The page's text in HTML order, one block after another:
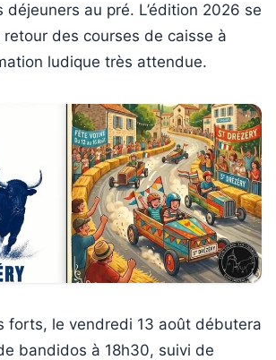
au pré. L’édition 2026 se
des courses de caisse à
ludique très attendue.
forts, le vendredi 13 août débutera
bandidos à 18h30, suivi de